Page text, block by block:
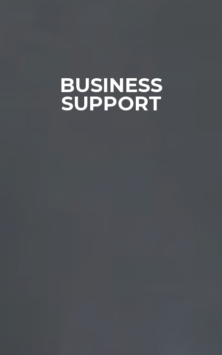
BUSINESS
SUPPORT